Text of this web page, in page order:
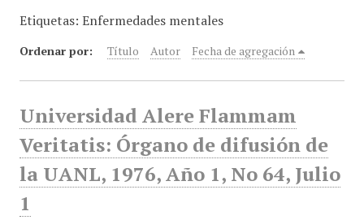
Etiquetas: Enfermedades mentales
Ordenar por: Título Autor Fecha de agregación
Universidad Alere Flammam
Veritatis: Órgano de difusión de
la UANL, 1976, Año 1, No 64, Julio
1